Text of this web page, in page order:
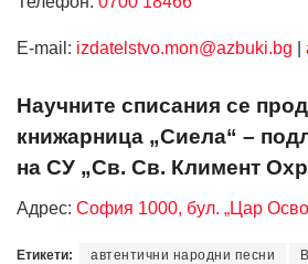
Е-mail: izdatelstvo.mon@azbuki.bg
Научните списания се
книжарница „Сиела“ –
на СУ „Св. Св. Климент
Адрес: София 1000, бул. „Цар
Етикети: автентични народни песни